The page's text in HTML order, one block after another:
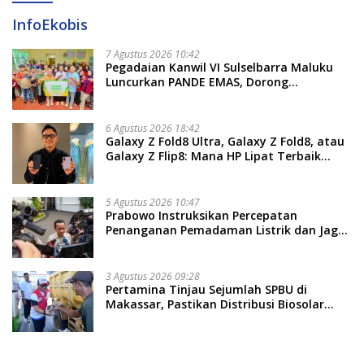
InfoEkobis
7 Agustus 2026 10:42
Pegadaian Kanwil VI Sulselbarra Maluku
Luncurkan PANDE EMAS, Dorong
6 Agustus 2026 18:42
Galaxy Z Fold8 Ultra, Galaxy Z Fold8, atau
Galaxy Z Flip8: Mana HP Lipat Terbaik
5 Agustus 2026 10:47
Prabowo Instruksikan Percepatan
Penanganan Pemadaman Listrik dan Jaga
3 Agustus 2026 09:28
Pertamina Tinjau Sejumlah SPBU di
Makassar, Pastikan Distribusi Biosolar